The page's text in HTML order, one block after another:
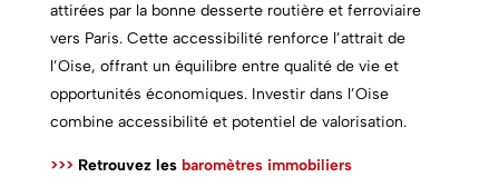
attirées par la bonne desserte routière et ferroviaire
vers Paris. Cette accessibilité renforce l’attrait de
l’Oise, offrant un équilibre entre qualité de vie et
opportunités économiques. Investir dans l’Oise
combine accessibilité et potentiel de valorisation.
>>>Retrouvez lesbaromètres immobiliers